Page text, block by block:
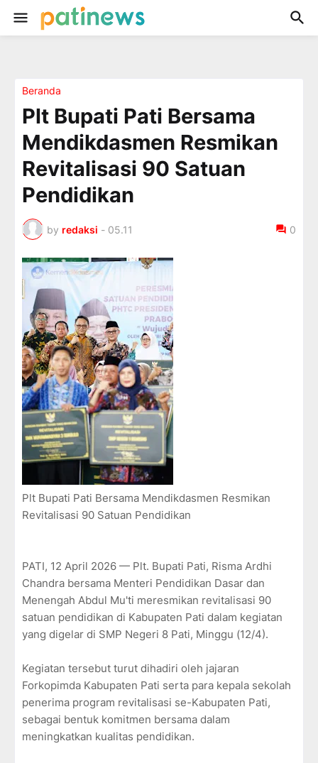
Beranda
Plt Bupati Pati Bersama
Mendikdasmen Resmikan
Revitalisasi 90 Satuan
Pendidikan
by redaksi - 05.11 0
Plt Bupati Pati Bersama Mendikdasmen Resmikan
Revitalisasi 90 Satuan Pendidikan
PATI, 12 April 2026 — Plt. Bupati Pati, Risma Ardhi
Chandra bersama Menteri Pendidikan Dasar dan
Menengah Abdul Mu'ti meresmikan revitalisasi 90
satuan pendidikan di Kabupaten Pati dalam kegiatan
yang digelar di SMP Negeri 8 Pati, Minggu (12/4).
Kegiatan tersebut turut dihadiri oleh jajaran
Forkopimda Kabupaten Pati serta para kepala sekolah
penerima program revitalisasi se-Kabupaten Pati,
sebagai bentuk komitmen bersama dalam
meningkatkan kualitas pendidikan.